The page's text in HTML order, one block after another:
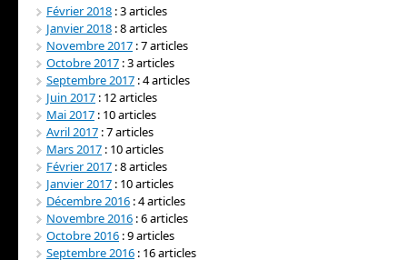
Février 2018 : 3 articles
Janvier 2018 : 8 articles
Novembre 2017 : 7 articles
Octobre 2017 : 3 articles
Septembre 2017 : 4 articles
Juin 2017 : 12 articles
Mai 2017 : 10 articles
Avril 2017 : 7 articles
Mars 2017 : 10 articles
Février 2017 : 8 articles
Janvier 2017 : 10 articles
Décembre 2016 : 4 articles
Novembre 2016 : 6 articles
Octobre 2016 : 9 articles
Septembre 2016 : 16 articles